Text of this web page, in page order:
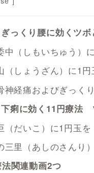
っくり腰に効くツ
中（しもいちゅう）
（しょうざん）に1円
神経痛およびぎっく
痢に効く11円療法
（だいこ）に1円玉を
三里（あしのさんり
関連動画2つ